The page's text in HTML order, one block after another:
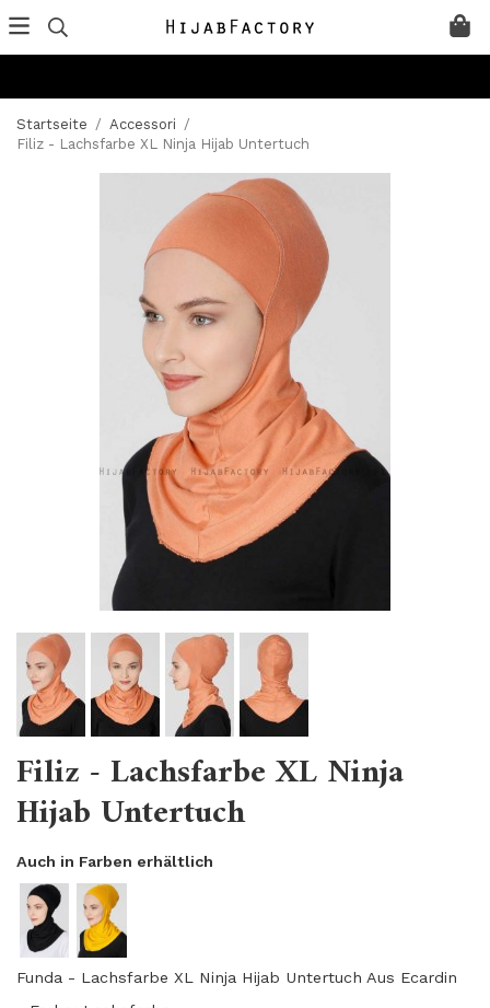
Startseite / Accessori /
Filiz - Lachsfarbe XL Ninja Hijab Untertuch
Filiz - Lachsfarbe XL Ninja
Hijab Untertuch
Auch in Farben erhältlich
Funda - Lachsfarbe XL Ninja Hijab Untertuch Aus Ecardin